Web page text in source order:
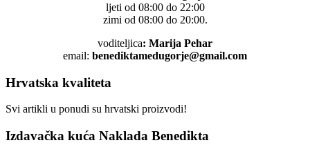
ljeti od 08:00 do 22:00
zimi od 08:00 do 20:00.
voditeljica: Marija Pehar
email: benediktamedugorje@gmail.com
Hrvatska kvaliteta
Svi artikli u ponudi su hrvatski proizvodi!
Izdavačka kuća Naklada Benedikta